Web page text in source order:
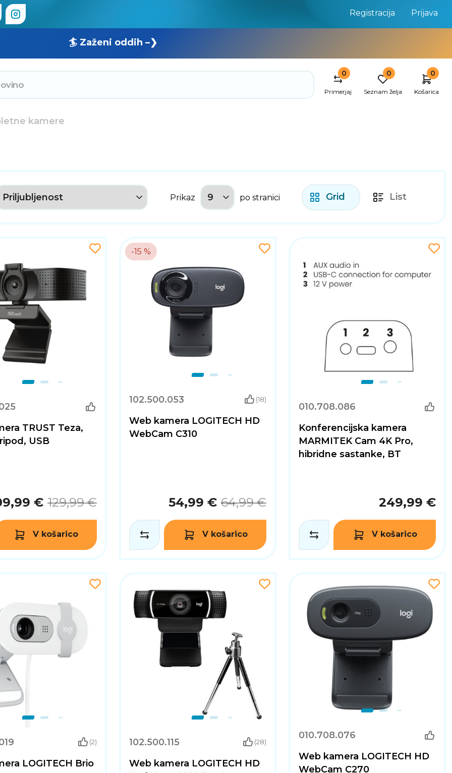
Registracija Prijava
🏄 Zaženi oddih –❯
0
Primerjaj
0
Seznam želja
0
Košarica
kamere
Prikaz po stranici Grid List
TRUST Teza,
USB
€ 129,99 €
V košarico
-15 %
102.500.053 (18)
Web kamera LOGITECH HD
WebCam C310
54,99 € 64,99 €
V košarico
010.708.086
Konferencijska kamera
MARMITEK Cam 4K Pro,
hibridne sastanke, BT
249,99 €
V košarico
(2)
LOGITECH Brio
102.500.115 (28)
Web kamera LOGITECH HD
010.708.076
Web kamera LOGITECH HD
WebCam C270